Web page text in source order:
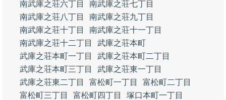
南武庫之荘六丁目
南武庫之荘七丁目
南武庫之荘八丁目
南武庫之荘九丁目
南武庫之荘十丁目
南武庫之荘十一丁目
南武庫之荘十二丁目
武庫之荘本町
武庫之荘本町一丁目
武庫之荘本町二丁目
武庫之荘本町三丁目
武庫之荘東一丁目
武庫之荘東二丁目
富松町一丁目
富松町二丁目
富松町三丁目
富松町四丁目
塚口本町一丁目